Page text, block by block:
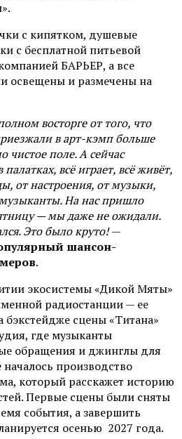
с кипятком, душевые
с бесплатной питьевой
БАРЬЕР, а все
освещены и размечены на
восторге от того, что
в арт-кэмп больше
чистое поле. А сейчас
всё играет, всё живёт,
от настроения, от музыки,
На нас пришло
— мы даже не ожидали.
Это было круто!—
шансон-
.
экосистемы «Дикой Мяты»
радиостанции — ее
бэкстейдже сцены «Титана»
где музыканты
обращения и джинглы для
производство
который расскажет историю
Первые сцены были сняты
события, а завершить
осенью 2027 года.